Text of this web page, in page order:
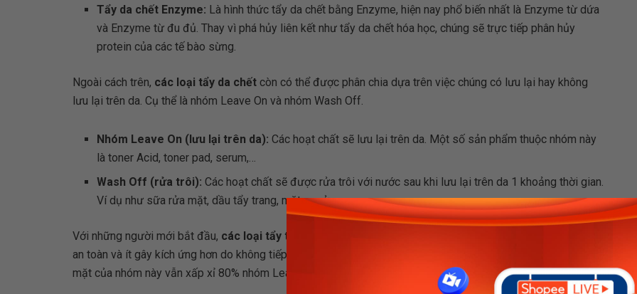
Tẩy da chết Enzyme: Là hình thức tẩy da chết bằng Enzyme, hiện nay phổ biến nhất là Enzyme từ dứa
và Enzyme từ đu đủ. Thay vì phá hủy liên kết như tẩy da chết hóa học, chúng sẽ trực tiếp phân hủy
protein của các tế bào sừng.
Ngoài cách trên, các loại tẩy da chết còn có thể được phân chia dựa trên việc chúng có lưu lại hay không
lưu lại trên da. Cụ thể là nhóm Leave On và nhóm Wash Off.
Nhóm Leave On (lưu lại trên da):Các hoạt chất sẽ lưu lại trên da. Một số sản phẩm thuộc nhóm này
là toner Acid, toner pad, serum,…
Wash Off (rửa trôi): Các hoạt chất sẽ được rửa trôi với nước sau khi lưu lại trên da 1 khoảng thời gian.
Ví dụ như sữa rửa mặt, dầu tẩy trang, mặt nạ rửa,…
Với những người mới bắt đầu, các loại tẩy tế bào chết
an toàn và ít gây kích ứng hơn do không tiếp xúc với da quá lâu. Trong khi đó, hiệu quả tẩy tế bào chết cho
mặt của nhóm này vẫn xấp xỉ 80% nhóm Leave On.